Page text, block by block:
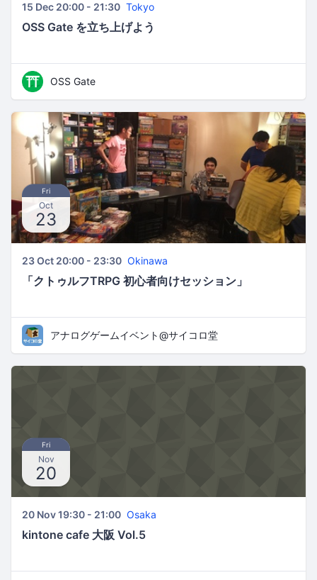
15 Dec 20:00 - 21:30 Tokyo
OSS Gate を立ち上げよう
OSS Gate
Fri
Oct
23
23 Oct 20:00 - 23:30 Okinawa
「クトゥルフTRPG 初心者向けセッション」
アナログゲームイベント@サイコロ堂
Fri
Nov
20
20 Nov 19:30 - 21:00 Osaka
kintone cafe 大阪 Vol.5